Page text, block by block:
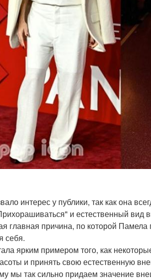
интерес у публики, так как она
и естественный вид
главная причина, по которой
себя.
ярким примером того, как
и принять свою естественную
мы так сильно придаем значение